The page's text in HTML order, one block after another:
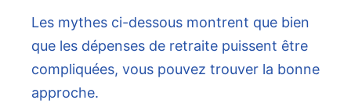
Les mythes ci-dessous montrent que bien
que les dépenses de retraite puissent être
compliquées, vous pouvez trouver la bonne
approche.